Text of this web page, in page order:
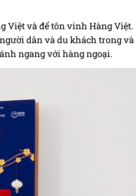
Việt và để tôn vinh Hàng Việt.
dân và du khách trong và
ngang với hàng ngoại.